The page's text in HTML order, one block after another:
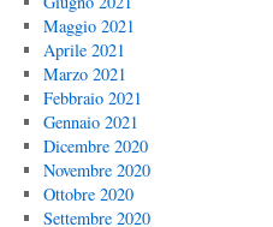
Maggio 2021
Aprile 2021
Marzo 2021
Febbraio 2021
Gennaio 2021
Dicembre 2020
Novembre 2020
Ottobre 2020
Settembre 2020